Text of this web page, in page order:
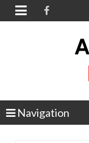

Navigation